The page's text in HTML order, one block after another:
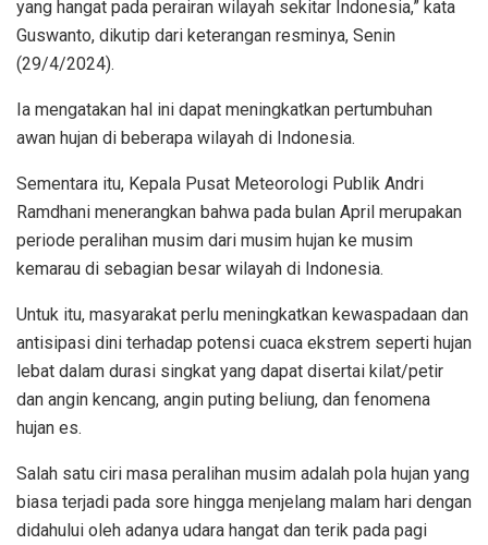
yang hangat pada perairan wilayah sekitar Indonesia,” kata
Guswanto, dikutip dari keterangan resminya, Senin
(29/4/2024).
Ia mengatakan hal ini dapat meningkatkan pertumbuhan
awan hujan di beberapa wilayah di Indonesia.
Sementara itu, Kepala Pusat Meteorologi Publik Andri
Ramdhani menerangkan bahwa pada bulan April merupakan
periode peralihan musim dari musim hujan ke musim
kemarau di sebagian besar wilayah di Indonesia.
Untuk itu, masyarakat perlu meningkatkan kewaspadaan dan
antisipasi dini terhadap potensi cuaca ekstrem seperti hujan
lebat dalam durasi singkat yang dapat disertai kilat/petir
dan angin kencang, angin puting beliung, dan fenomena
hujan es.
Salah satu ciri masa peralihan musim adalah pola hujan yang
biasa terjadi pada sore hingga menjelang malam hari dengan
didahului oleh adanya udara hangat dan terik pada pagi